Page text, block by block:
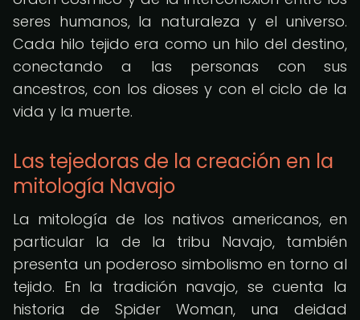
seres humanos, la naturaleza y el universo.
Cada hilo tejido era como un hilo del destino,
conectando a las personas con sus
ancestros, con los dioses y con el ciclo de la
vida y la muerte.
Las tejedoras de la creación en la
mitología Navajo
La mitología de los nativos americanos, en
particular la de la tribu Navajo, también
presenta un poderoso simbolismo en torno al
tejido. En la tradición navajo, se cuenta la
historia de Spider Woman, una deidad